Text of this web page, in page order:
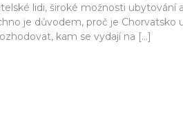
lidi, široké možnosti ubytování
je důvodem, proč je Chorvatsko
kam se vydají na […]